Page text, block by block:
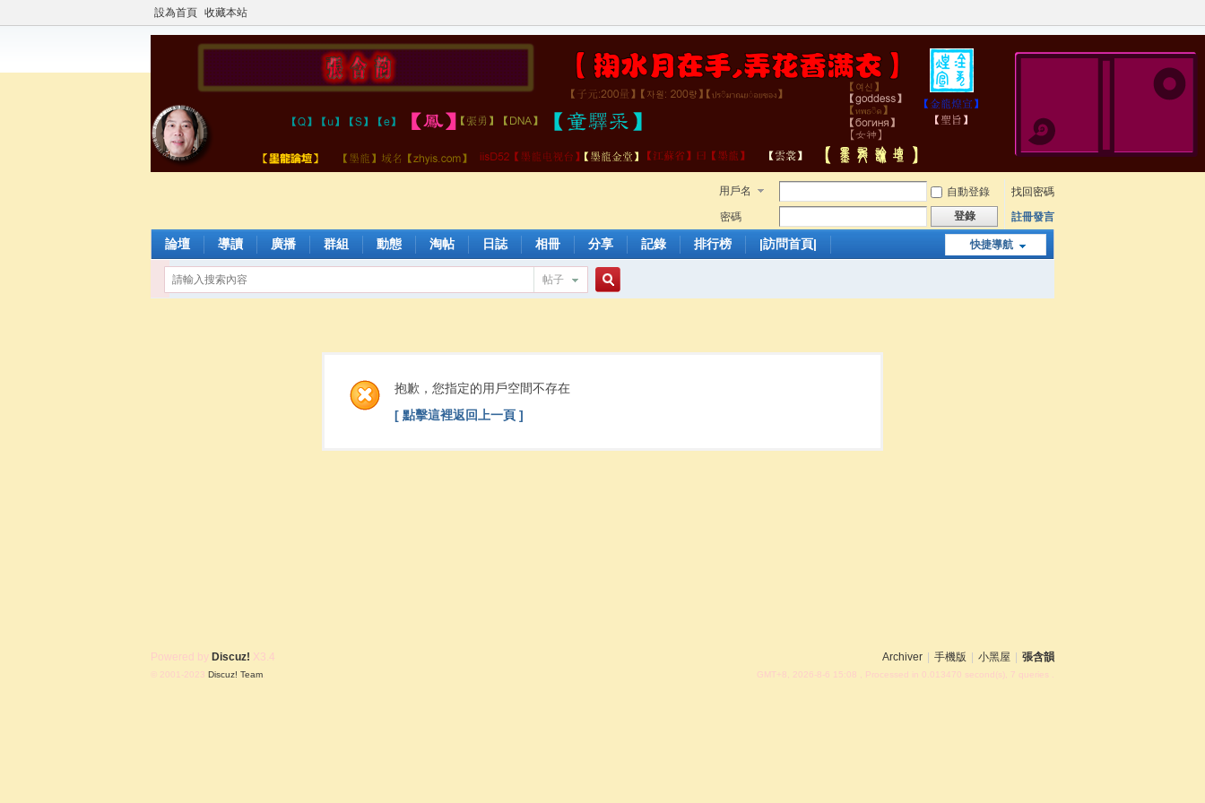
設為首頁 收藏本站
用戶名 自動登錄
找回密碼
密碼
登錄 註冊發言
快捷導航
論壇 導讀 廣播 群組 動態 淘帖 日誌 相冊 分享 記錄 排行榜 |訪問首頁|
帖子
抱歉，您指定的用戶空間不存在
[ 點擊這裡返回上一頁 ]
Archiver 手機版 小黑屋 張含韻
GMT+8, 2026-8-6 15:08 , Processed in 0.013470 second(s), 7 queries .
Powered by Discuz! X3.4
© 2001-2023 Discuz! Team